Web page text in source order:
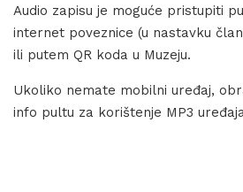
Audio zapisu je moguće pristupiti
internet poveznice (u nastavku
ili putem QR koda u Muzeju.
Ukoliko nemate mobilni uređaj,
info pultu za korištenje MP3